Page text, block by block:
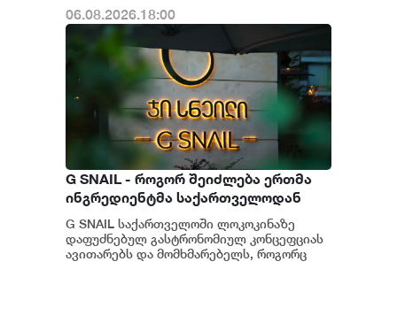
06.08.2026.18:00
G SNAIL - როგორ შეიძლება ერთმა
ინგრედიენტმა საქართველოდან
საერთაშორისო კულინარიულ
კონცეფციას ჩაუყაროს საფუძველი
G SNAIL საქართველოში ლოკოკინაზე
დაფუძნებულ გასტრონომიულ კონცეფციას
ავითარებს და მომხმარებელს, როგორც